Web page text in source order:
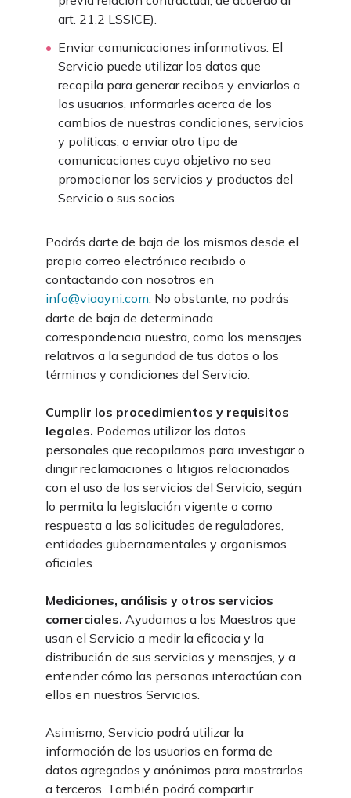
art. 21.2 LSSICE).
Enviar comunicaciones informativas. El
Servicio puede utilizar los datos que
recopila para generar recibos y enviarlos a
los usuarios, informarles acerca de los
cambios de nuestras condiciones, servicios
y políticas, o enviar otro tipo de
comunicaciones cuyo objetivo no sea
promocionar los servicios y productos del
Servicio o sus socios.
Podrás darte de baja de los mismos desde el
propio correo electrónico recibido o
contactando con nosotros en
info@viaayni.com. No obstante, no podrás
darte de baja de determinada
correspondencia nuestra, como los mensajes
relativos a la seguridad de tus datos o los
términos y condiciones del Servicio.
Cumplir los procedimientos y requisitos
legales. Podemos utilizar los datos
personales que recopilamos para investigar o
dirigir reclamaciones o litigios relacionados
con el uso de los servicios del Servicio, según
lo permita la legislación vigente o como
respuesta a las solicitudes de reguladores,
entidades gubernamentales y organismos
oficiales.
Mediciones, análisis y otros servicios
comerciales. Ayudamos a los Maestros que
usan el Servicio a medir la eficacia y la
distribución de sus servicios y mensajes, y a
entender cómo las personas interactúan con
ellos en nuestros Servicios.
Asimismo, Servicio podrá utilizar la
información de los usuarios en forma de
datos agregados y anónimos para mostrarlos
a terceros. También podrá compartir